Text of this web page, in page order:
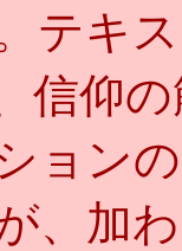
テキ
信仰
ョン
、加